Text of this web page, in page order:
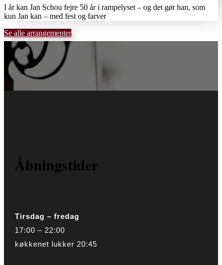
I år kan Jan Schou fejre 50 år i rampelyset – og det gør han, som
kun Jan kan – med fest og farver
Se alle arrangementer
Åbningstider
Tirsdag – fredag
17:00 – 22:00
køkkenet lukker 20:45